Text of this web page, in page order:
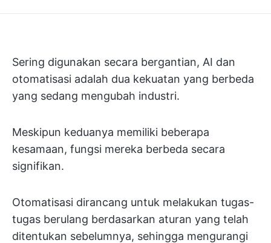
Sering digunakan secara bergantian, AI dan
otomatisasi adalah dua kekuatan yang berbeda
yang sedang mengubah industri.
Meskipun keduanya memiliki beberapa
kesamaan, fungsi mereka berbeda secara
signifikan.
Otomatisasi dirancang untuk melakukan tugas-
tugas berulang berdasarkan aturan yang telah
ditentukan sebelumnya, sehingga mengurangi